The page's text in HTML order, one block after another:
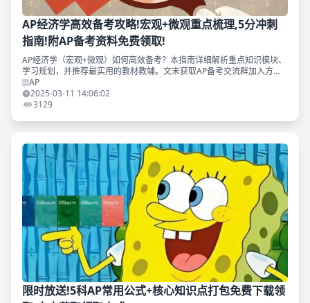
AP经济学高效备考攻略!宏观+微观重点梳理,5分冲刺
指南!附AP备考资料免费领取!
AP经济学（宏观+微观）如何高效备考？本指南详细解析重点知识模块、
学习规划，并推荐最实用的教材教辅。文末获取AP备考交流群加入方
式，免费领取全年备考资料！
AP
2025-03-11 14:06:02
3129
限时放送!5科AP常用公式+核心知识点打包免费下载领